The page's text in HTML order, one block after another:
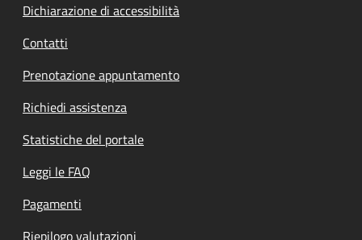
Dichiarazione di accessibilità
Contatti
Prenotazione appuntamento
Richiedi assistenza
Statistiche del portale
Leggi le FAQ
Pagamenti
Riepilogo valutazioni